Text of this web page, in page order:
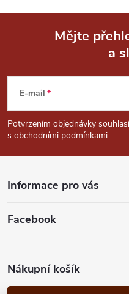
p
p
a
Mějte
a
E-mail
Potvrzením objednávky
s obchodními podmínkami
Informace pro vás
Facebook
Nákupní košík